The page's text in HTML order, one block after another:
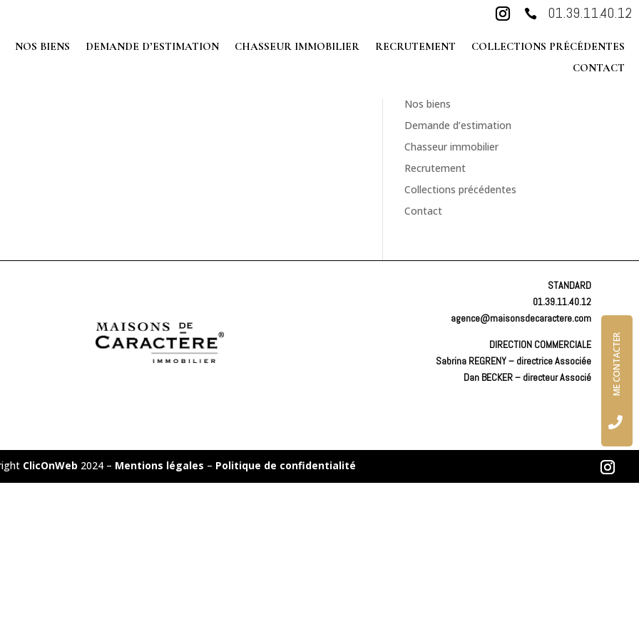
 01.39.11.40.12
NOS BIENS DEMANDE D’ESTIMATION CHASSEUR IMMOBILIER RECRUTEMENT
COLLECTIONS PRÉCÉDENTES
CONTACT
PRE-ESTIMEZ EN
Nos biens
Demande d’estimation
Chasseur immobilier
Recrutement
Collections précédentes
Contact
STANDARD
01.39.11.40.12
agence@maisonsdecaractere.com
DIRECTION COMMERCIALE
Sabrina REGRENY – directrice Associée
Dan BECKER – directeur Associé

ME CONTACTER
ClicOnWeb 2024 – Mentions légales – Politique de confidentialité